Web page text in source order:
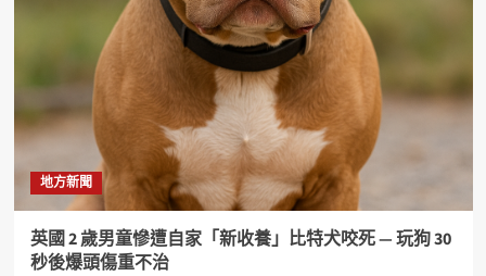
地方新聞
英國 2 歲男童慘遭自家「新收養」比特犬咬死 — 玩狗 30
秒後爆頭傷重不治